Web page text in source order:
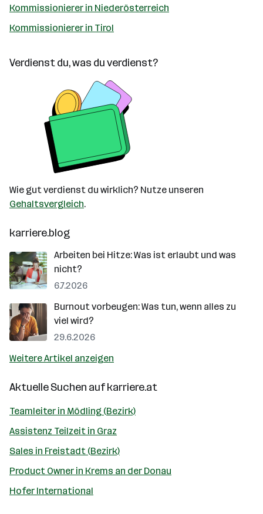
Kommissionierer in Niederösterreich
Kommissionierer in Tirol
Verdienst du, was du verdienst?
Wie gut verdienst du wirklich? Nutze unseren
Gehaltsvergleich.
karriere.blog
Arbeiten bei Hitze: Was ist erlaubt und was
nicht?
6.7.2026
Burnout vorbeugen: Was tun, wenn alles zu
viel wird?
29.6.2026
Weitere Artikel anzeigen
Aktuelle Suchen aufkarriere.at
Teamleiter in Mödling (Bezirk)
Assistenz Teilzeit in Graz
Sales in Freistadt (Bezirk)
Product Owner in Krems an der Donau
Hofer International